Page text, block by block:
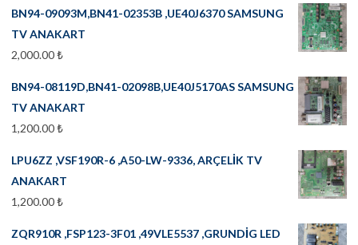
BN94-09093M,BN41-02353B ,UE40J6370 SAMSUNG
TV ANAKART
2,000.00₺
BN94-08119D,BN41-02098B,UE40J5170AS SAMSUNG
TV ANAKART
1,200.00₺
LPU6ZZ ,VSF190R-6 ,A50-LW-9336, ARÇELİK TV
ANAKART
1,200.00₺
ZQR910R ,FSP123-3F01 ,49VLE5537 ,GRUNDİG LED